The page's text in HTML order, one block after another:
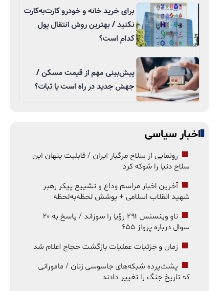
برای خرید خانه و خودرو کارت‌به‌کارت
نکنید / بهترین روش انتقال پول
کدام است؟
پیش‌بینی مهم از قیمت مسکن /
جهش جدید در راه است یا ثبات؟
اخبار سیاسی
رونمایی از سلاح مرگبار ایران / قابلیت پنهان این
سلاح دنیا را شوکه کرد
آخرین اخبار مراسم وداع و تشییع پیکر رهبر
شهید انقلاب اسلامی + پوشش لحظه‌به‌لحظه
ناو وینسنس ۲۹۱ رؤیا را سوزاند / پاسخ به ۲۰
سوال درباره پرواز ۶۵۵
زمان و جزئیات عملیات بازگشت حجاج اعلام شد
پشت‌پرده شبکه‌های جاسوسی زنان / مامورانی
که تاریخ جنگ را تغییر دادند